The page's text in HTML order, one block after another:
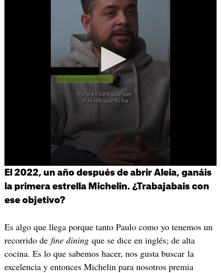
El 2022, un año después de abrir Aleia, ganáis
la primera estrella Michelin. ¿Trabajabais con
ese objetivo?
Es algo que llega porque tanto Paulo como yo tenemos un
recorrido de fine diningque se dice en inglés; de alta
cocina. Es lo que sabemos hacer, nos gusta buscar la
excelencia y entonces Michelin para nosotros premia